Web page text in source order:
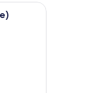
een bed, bureau,